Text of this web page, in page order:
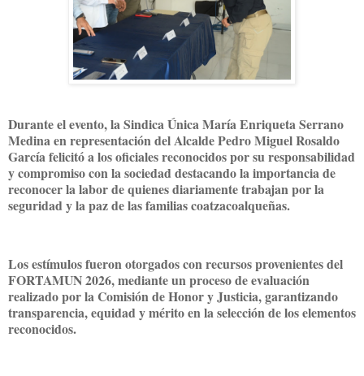
Durante el evento, la Sindica Única María Enriqueta Serrano
Medina en representación del Alcalde Pedro Miguel Rosaldo
García felicitó a los oficiales reconocidos por su responsabilidad
y compromiso con la sociedad destacando la importancia de
reconocer la labor de quienes diariamente trabajan por la
seguridad y la paz de las familias coatzacoalqueñas.
Los estímulos fueron otorgados con recursos provenientes del
FORTAMUN 2026, mediante un proceso de evaluación
realizado por la Comisión de Honor y Justicia, garantizando
transparencia, equidad y mérito en la selección de los elementos
reconocidos.